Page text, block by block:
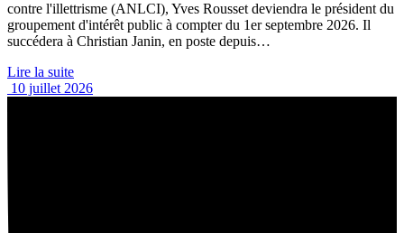
contre l'illettrisme (ANLCI), Yves Rousset deviendra le président du
groupement d'intérêt public à compter du 1er septembre 2026. Il
succédera à Christian Janin, en poste depuis…
Lire la suite
10 juillet 2026